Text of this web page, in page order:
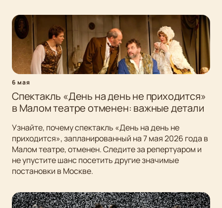
6 мая
Спектакль «День на день не приходится»
в Малом театре отменен: важные детали
Узнайте, почему спектакль «День на день не
приходится», запланированный на 7 мая 2026 года в
Малом театре, отменен. Следите за репертуаром и
не упустите шанс посетить другие значимые
постановки в Москве.